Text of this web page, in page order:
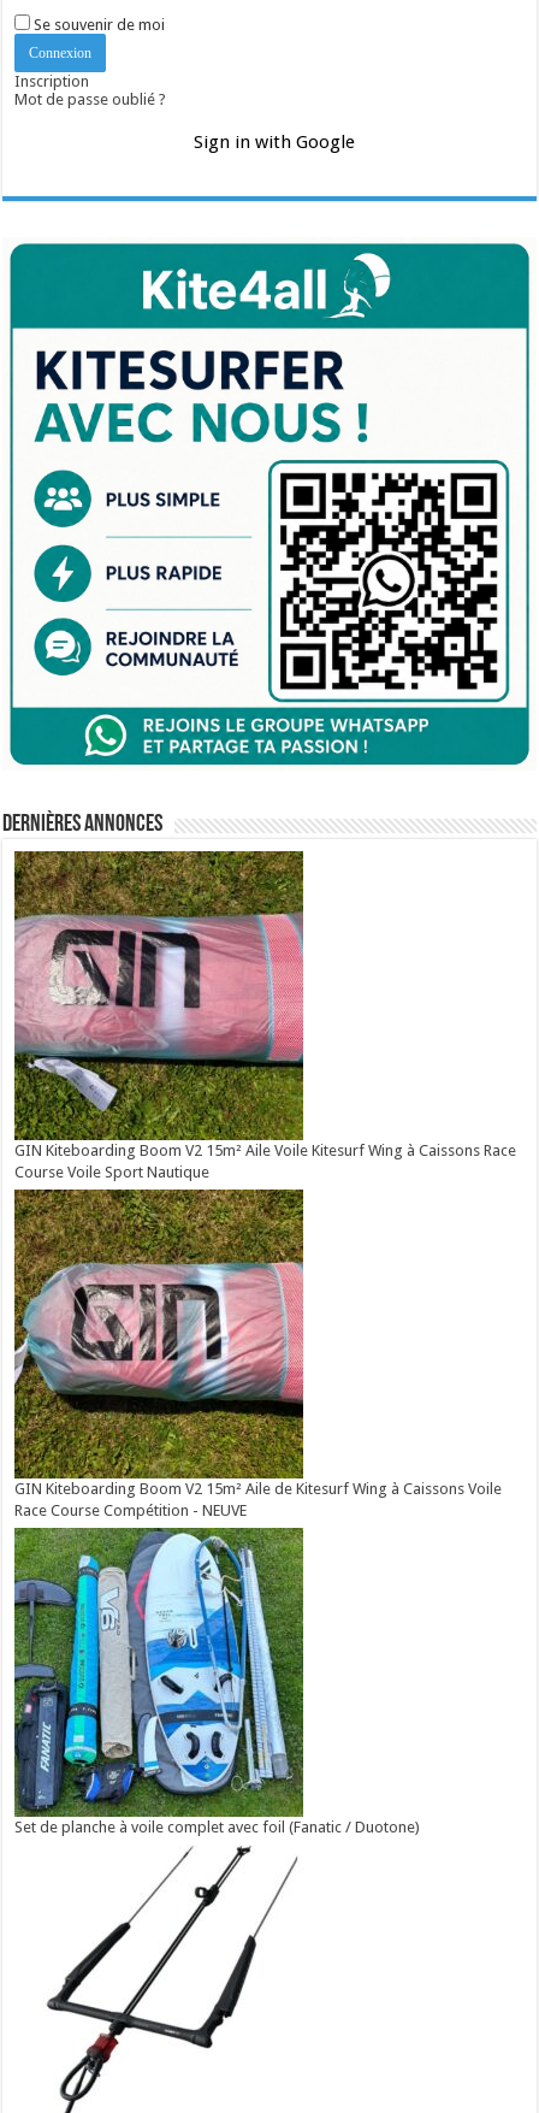
Se souvenir de moi
Inscription
Mot de passe oublié ?
Sign in with Google
Dernières annonces
GIN Kiteboarding Boom V2 15m² Aile Voile Kitesurf Wing à Caissons Race
Course Voile Sport Nautique
GIN Kiteboarding Boom V2 15m² Aile de Kitesurf Wing à Caissons Voile
Race Course Compétition - NEUVE
Set de planche à voile complet avec foil (Fanatic / Duotone)